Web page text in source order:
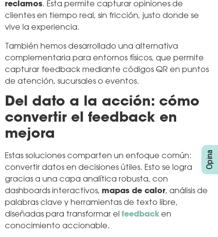
reclamos. Esta permite capturar opiniones de
clientes en tiempo real, sin fricción, justo donde se
vive la experiencia.
También hemos desarrollado una alternativa
complementaria para entornos físicos, que permite
capturar feedback mediante códigos QR en puntos
de atención, sucursales o eventos.
Del dato a la acción: cómo
convertir el feedback en
mejora
Estas soluciones comparten un enfoque común:
convertir datos en decisiones útiles. Esto se logra
gracias a una capa analítica robusta, con
dashboards interactivos, mapas de calor, análisis de
palabras clave y herramientas de texto libre,
diseñadas para transformar el feedback en
conocimiento accionable.